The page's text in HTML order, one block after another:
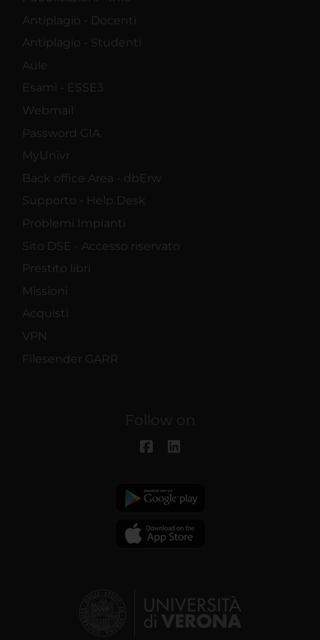
Antiplagio - Docenti
Antiplagio - Studenti
Aule
Esami - ESSE3
Webmail
Password GIA
MyUnivr
Back office Area - dbErw
Supporto - Help Desk
Problemi Impianti
Sito DSE - Accesso riservato
Prestito libri
Missioni
Acquisti
VPN
Filesender GARR
Follow on